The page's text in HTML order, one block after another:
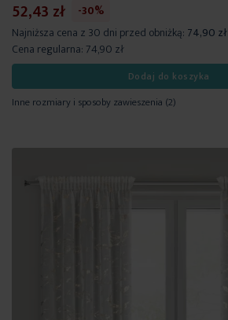
52,43 zł
-30%
Najniższa cena z 30 dni przed obniżką: 74,90 zł
Cena regularna: 74,90 zł
Dodaj do koszyka
Inne rozmiary i sposoby zawieszenia (2)